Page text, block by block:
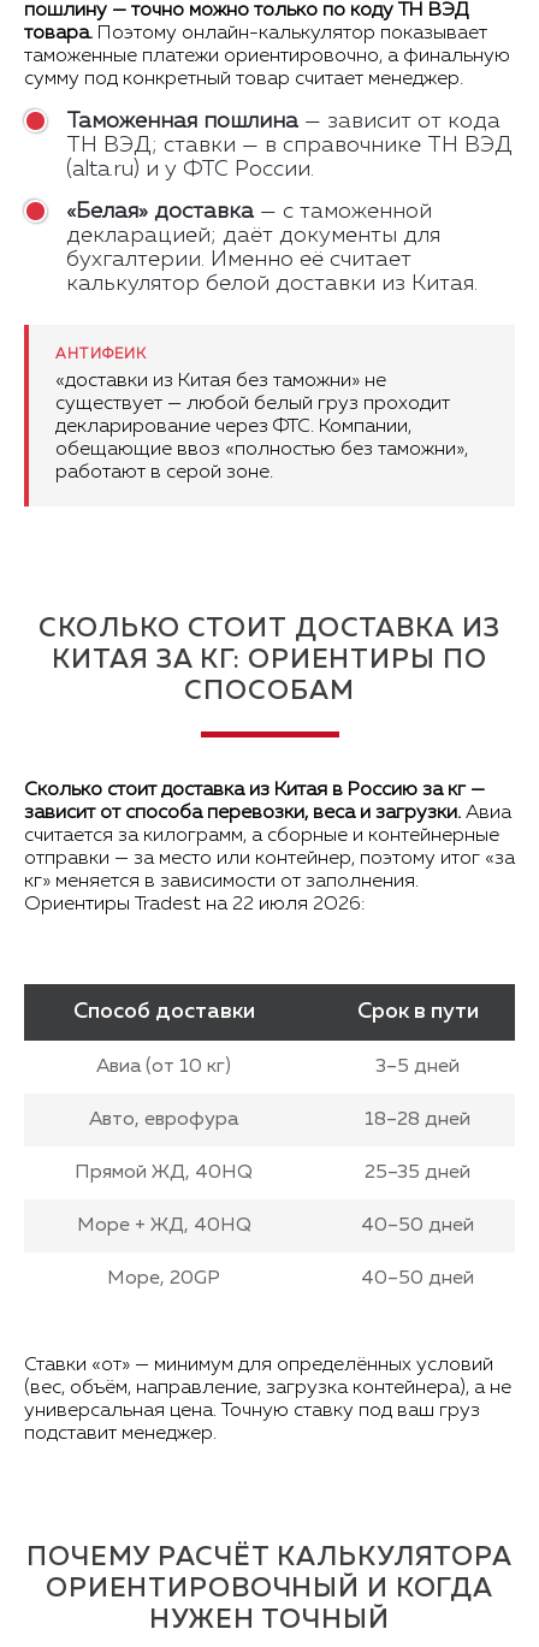
пошлину — точно можно только по коду ТН ВЭД
товара. Поэтому онлайн-калькулятор показывает
таможенные платежи ориентировочно, а финальную
сумму под конкретный товар считает менеджер.
Таможенная пошлина — зависит от кода
ТН ВЭД; ставки — в справочнике ТН ВЭД
(alta.ru) и у ФТС России.
«Белая» доставка — с таможенной
декларацией; даёт документы для
бухгалтерии. Именно её считает
калькулятор белой доставки из Китая.
АНТИФЕЙК
«доставки из Китая без таможни» не
существует — любой белый груз проходит
декларирование через ФТС. Компании,
обещающие ввоз «полностью без таможни»,
работают в серой зоне.
СКОЛЬКО СТОИТ ДОСТАВКА ИЗ
КИТАЯ ЗА КГ: ОРИЕНТИРЫ ПО
СПОСОБАМ
Сколько стоит доставка из Китая в Россию за кг —
зависит от способа перевозки, веса и загрузки. Авиа
считается за килограмм, а сборные и контейнерные
отправки — за место или контейнер, поэтому итог «за
кг» меняется в зависимости от заполнения.
Ориентиры Tradest на 22 июля 2026:
Способ доставки Срок в пути
Авиа (от 10 кг) 3–5 дней
Авто, еврофура 18–28 дней
Прямой ЖД, 40HQ 25–35 дней
Море + ЖД, 40HQ 40–50 дней
Море, 20GP 40–50 дней
Ставки «от» — минимум для определённых условий
(вес, объём, направление, загрузка контейнера), а не
универсальная цена. Точную ставку под ваш груз
подставит менеджер.
ПОЧЕМУ РАСЧЁТ КАЛЬКУЛЯТОРА
ОРИЕНТИРОВОЧНЫЙ И КОГДА
НУЖЕН ТОЧНЫЙ